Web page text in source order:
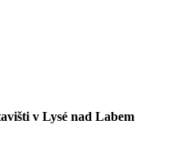
v Lysé nad Labem